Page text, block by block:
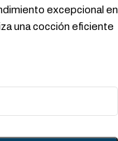
excepcional en
una cocción eficiente